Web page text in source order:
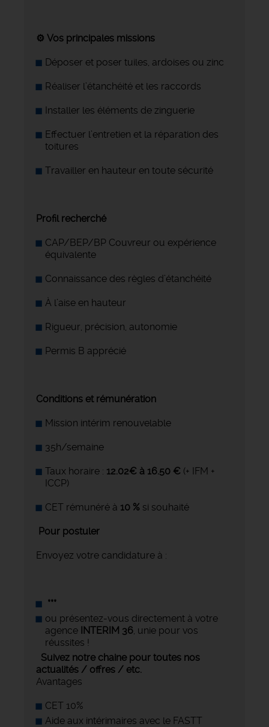
⚙️ Vos principales missions
Déposer et poser tuiles, ardoises ou zinc
Réaliser l’étanchéité et les raccords
Installer les éléments de zinguerie
Effectuer l’entretien et la réparation des
toitures
Travailler en hauteur en toute sécurité
Profil recherché
CAP/BEP/BP Couvreur ou expérience
équivalente
Connaissance des règles d’étanchéité
À l’aise en hauteur
Rigueur, précision, autonomie
Permis B apprécié
Conditions et rémunération
Mission intérim renouvelable
35h/semaine
Taux horaire : 12.02€ à 16.50 € (+ IFM +
ICCP)
CET rémunéré à 10 % si souhaité
Pour postuler
Envoyez votre candidature à :
***
ou présentez-vous directement à votre
agence INTERIM 36, unie pour vos
réussites !
Suivez notre chaine pour toutes nos
actualités / offres / etc.
Avantages
CET 10%
Aide aux intérimaires avec le FASTT